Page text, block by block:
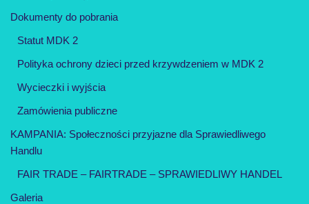
Dokumenty do pobrania
Statut MDK 2
Polityka ochrony dzieci przed krzywdzeniem w MDK 2
Wycieczki i wyjścia
Zamówienia publiczne
KAMPANIA: Społeczności przyjazne dla Sprawiedliwego
Handlu
FAIR TRADE – FAIRTRADE – SPRAWIEDLIWY HANDEL
Galeria